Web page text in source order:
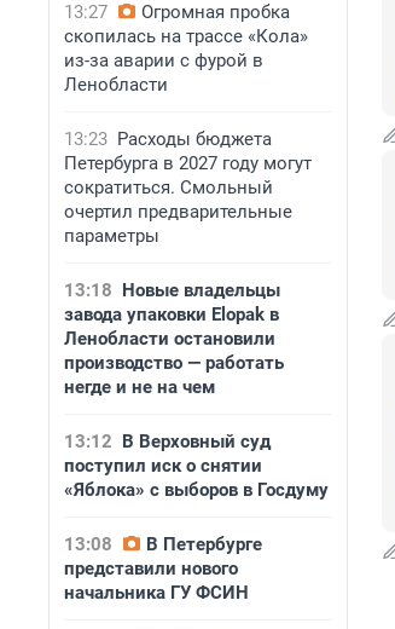
13:27
Огромная пробка
скопилась на трассе «Кола»
из-за аварии с фурой в
Ленобласти
13:23 Расходы бюджета
Петербурга в 2027 году могут
сократиться. Смольный
очертил предварительные
параметры
13:18 Новые владельцы
завода упаковки Elopak в
Ленобласти остановили
производство — работать
негде и не на чем
13:12 В Верховный суд
поступил иск о снятии
«Яблока» с выборов в Госдуму
13:08
В Петербурге
представили нового
начальника ГУ ФСИН